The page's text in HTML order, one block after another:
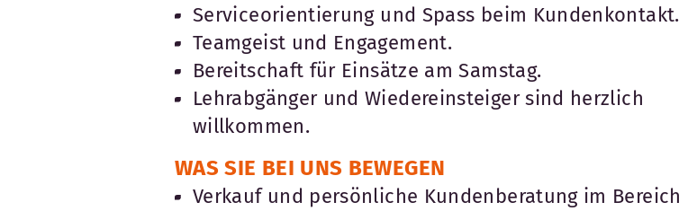
Serviceorientierung und Spass beim Kundenkontakt.
Teamgeist und Engagement.
Bereitschaft für Einsätze am Samstag.
Lehrabgänger und Wiedereinsteiger sind herzlich
willkommen.
WAS SIE BEI UNS BEWEGEN
Verkauf und persönliche Kundenberatung im Bereich